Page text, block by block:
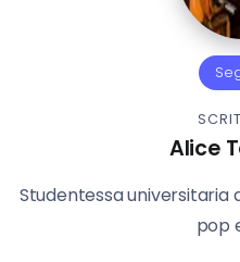
Alice
Studentessa universitaria
pop